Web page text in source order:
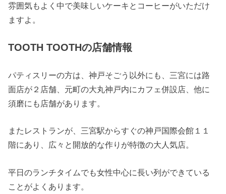
雰囲気もよく中で美味しいケーキとコーヒーがいただけ
ますよ。
TOOTH TOOTHの店舗情報
パティスリーの方は、神戸そごう以外にも、三宮には路
面店が２店舗、元町の大丸神戸内にカフェ併設店、他に
須磨にも店舗があります。
またレストランが、三宮駅からすぐの神戸国際会館１１
階にあり、広々と開放的な作りが特徴の大人気店。
平日のランチタイムでも女性中心に長い列ができている
ことがよくあります。